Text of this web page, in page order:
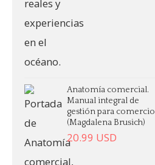
Anatomía comercial.
Manual integral de
gestión para comercio
(Magdalena Brusich)
20.99 USD